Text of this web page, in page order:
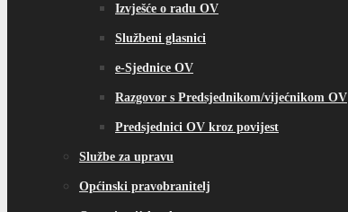
Izvješće o radu OV
Službeni glasnici
e-Sjednice OV
Razgovor s Predsjednikom/vijećnikom OV
Predsjednici OV kroz povijest
Službe za upravu
Općinski pravobranitelj